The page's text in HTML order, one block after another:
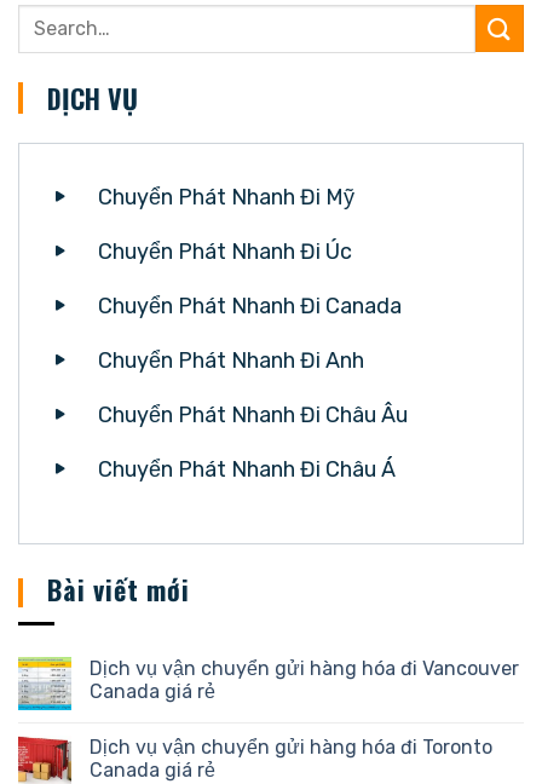
DỊCH VỤ
Chuyển Phát Nhanh Đi Mỹ
Chuyển Phát Nhanh Đi Úc
Chuyển Phát Nhanh Đi Canada
Chuyển Phát Nhanh Đi Anh
Chuyển Phát Nhanh Đi Châu Âu
Chuyển Phát Nhanh Đi Châu Á
Bài viết mới
Dịch vụ vận chuyển gửi hàng hóa đi Vancouver
Canada giá rẻ
Dịch vụ vận chuyển gửi hàng hóa đi Toronto
Canada giá rẻ